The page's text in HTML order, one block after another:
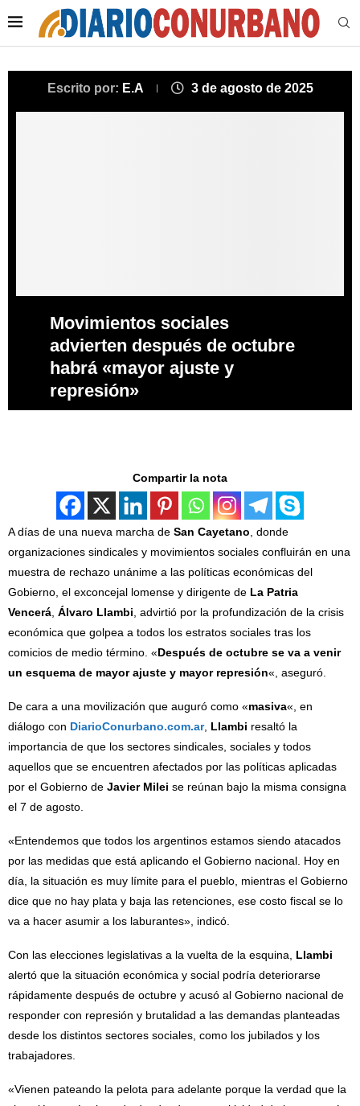
Escrito por: E.A 3 de agosto de 2025
Movimientos sociales
advierten después de octubre
habrá «mayor ajuste y
represión»
Compartir la nota
A días de una nueva marcha de San Cayetano , donde
organizaciones sindicales y movimientos sociales confluirán en una
muestra de rechazo unánime a las políticas económicas del
Gobierno, el exconcejal lomense y dirigente de La Patria
Vencerá Álvaro Llambi , advirtió por la profundización de la crisis
económica que golpea a todos los estratos sociales tras los
comicios de medio término. «Después de octubre se va a venir
un esquema de mayor ajuste y mayor represión«, aseguró.
De cara a una movilización que auguró como «masiva«, en
diálogo con DiarioConurbano.com.ar, Llambi resaltó la
importancia de que los sectores sindicales, sociales y todos
aquellos que se encuentren afectados por las políticas aplicadas
por el Gobierno de Javier Milei se reúnan bajo la misma consigna
el 7 de agosto.
«Entendemos que todos los argentinos estamos siendo atacados
por las medidas que está aplicando el Gobierno nacional. Hoy en
día, la situación es muy límite para el pueblo, mientras el Gobierno
dice que no hay plata y baja las retenciones, ese costo fiscal se lo
va a hacer asumir a los laburantes», indicó.
Con las elecciones legislativas a la vuelta de la esquina, Llambi
alertó que la situación económica y social podría deteriorarse
rápidamente después de octubre y acusó al Gobierno nacional de
responder con represión y brutalidad a las demandas planteadas
desde los distintos sectores sociales, como los jubilados y los
trabajadores.
«Vienen pateando la pelota para adelante porque la verdad que la